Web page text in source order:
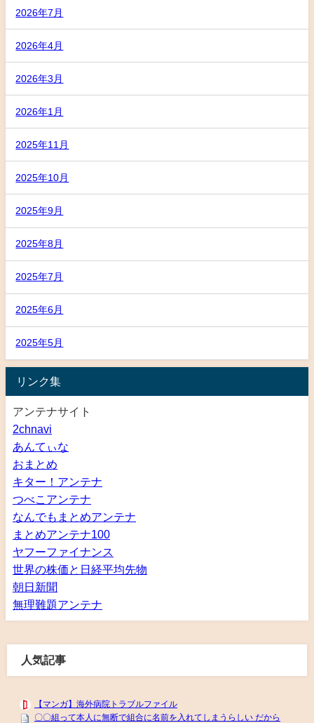
2026年7月
2026年4月
2026年3月
2026年1月
2025年11月
2025年10月
2025年9月
2025年8月
2025年7月
2025年6月
2025年5月
リンク集
アンテナサイト
2chnavi
あんてぃな
おまとめ
キター！アンテナ
つべこアンテナ
なんでもまとめアンテナ
まとめアンテナ100
ヤフーファイナンス
世界の株価と日経平均先物
朝日新聞
無理難題アンテナ
人気記事